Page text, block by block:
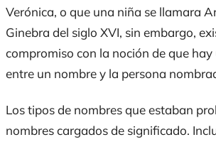
Verónica, o que una niña se llamara
Ginebra del siglo XVI, sin embargo,
compromiso con la noción de que
entre un nombre y la persona
Los tipos de nombres que estaban
nombres cargados de significado.